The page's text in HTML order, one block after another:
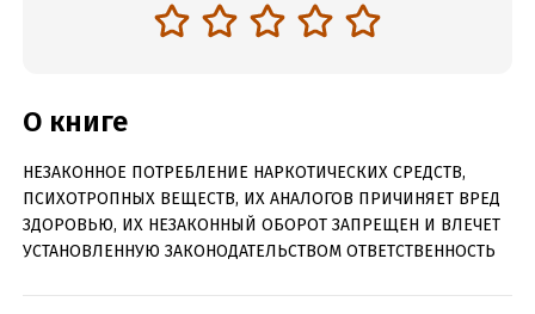
О книге
НЕЗАКОННОЕ ПОТРЕБЛЕНИЕ НАРКОТИЧЕСКИХ СРЕДСТВ,
ПСИХОТРОПНЫХ ВЕЩЕСТВ, ИХ АНАЛОГОВ ПРИЧИНЯЕТ ВРЕД
ЗДОРОВЬЮ, ИХ НЕЗАКОННЫЙ ОБОРОТ ЗАПРЕЩЕН И ВЛЕЧЕТ
УСТАНОВЛЕННУЮ ЗАКОНОДАТЕЛЬСТВОМ ОТВЕТСТВЕННОСТЬ